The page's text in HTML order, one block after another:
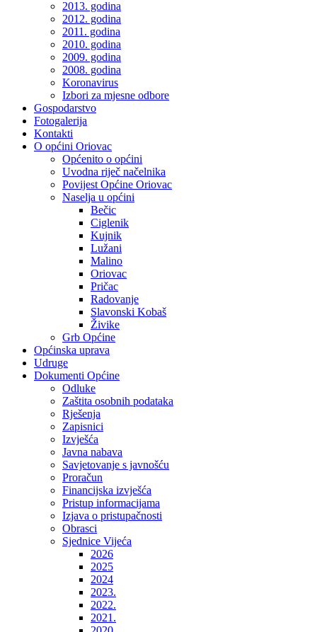
2013. godina
2012. godina
2011. godina
2010. godina
2009. godina
2008. godina
Koronavirus
Izbori za mjesne odbore
Gospodarstvo
Fotogalerija
Kontakti
O općini Oriovac
Općenito o općini
Uvodna riječ načelnika
Povijest Općine Oriovac
Naselja u općini
Bečic
Ciglenik
Kujnik
Lužani
Malino
Oriovac
Pričac
Radovanje
Slavonski Kobaš
Živike
Grb Općine
Općinska uprava
Udruge
Dokumenti Općine
Odluke
Zaštita osobnih podataka
Rješenja
Zapisnici
Izvješća
Javna nabava
Savjetovanje s javnošću
Proračun
Financijska izvješća
Pristup informacijama
Izjava o pristupačnosti
Obrasci
Sjednice Vijeća
2026
2025
2024
2023.
2022.
2021.